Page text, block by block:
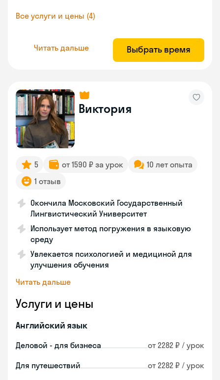
Все услуги и цены (4)
Читать дальше Выбрать время
Виктория
5 от 1590 ₽ за урок
10 лет опыта
1 отзыв
Окончила Московский Государственный
Лингвистический Университет
Использует метод погружения в языковую
среду
Увлекается психологией и медициной для
улучшения обучения
Читать дальше
Услуги и цены
Английский язык
Деловой - для бизнеса от 2282 ₽ / урок
Для путешествий от 2282 ₽ / урок